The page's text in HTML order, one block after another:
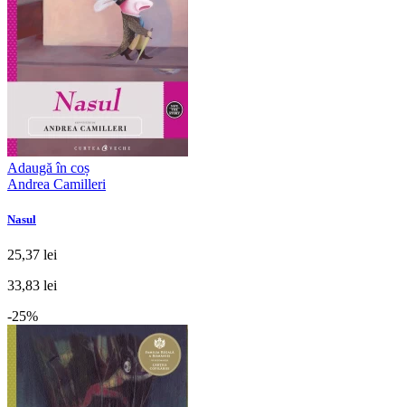
Adaugă în coș
Andrea Camilleri
Nasul
25,37 lei
33,83 lei
-25%